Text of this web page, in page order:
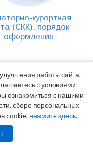
курортная
(СКК), порядок
оформления
работы сайта.
с условиями
ознакомиться с нашими
сборе персональных
cookie, нажмите здесь.